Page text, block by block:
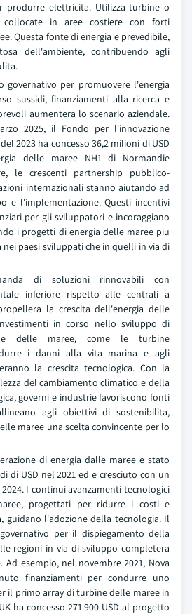
produrre elettricita. Utilizza turbine o
in aree costiere con forti
Questa fonte di energia e prevedibile,
dell'ambiente, contribuendo agli
governativo per promuovere l'energia
sussidi, finanziamenti alla ricerca e
aumentera lo scenario aziendale.
2025, il Fondo per l'innovazione
2023 ha concesso 36,2 milioni di USD
delle maree NH1 di Normandie
le crescenti partnership pubblico-
internazionali stanno aiutando ad
e l'implementazione. Questi incentivi
per gli sviluppatori e incoraggiano
i progetti di energia delle maree piu
paesi sviluppati che in quelli in via di
di soluzioni rinnovabili con
inferiore rispetto alle centrali a
la crescita dell'energia delle
in corso nello sviluppo di
delle maree, come le turbine
i danni alla vita marina e agli
la crescita tecnologica. Con la
del cambiamento climatico e della
governi e industrie favoriscono fonti
agli obiettivi di sostenibilita,
maree una scelta convincente per lo
di energia dalle maree e stato
di USD nel 2021 ed e cresciuto con un
I continui avanzamenti tecnologici
progettati per ridurre i costi e
guidano l'adozione della tecnologia. Il
per il dispiegamento della
regioni in via di sviluppo completera
esempio, nel novembre 2021, Nova
finanziamenti per condurre uno
il primo array di turbine delle maree in
ha concesso 271.900 USD al progetto